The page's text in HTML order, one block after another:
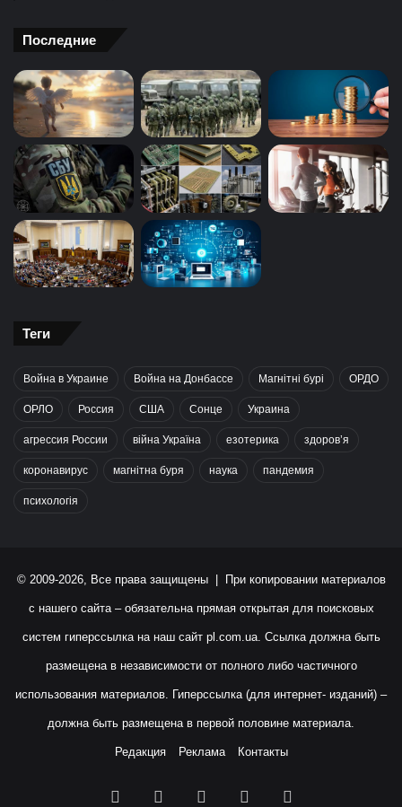
Последние
Теги
Война в Украине Война на Донбассе Магнітні бурі ОРДО
ОРЛО Россия США Сонце Украина
агрессия России війна Україна езотерика здоров’я
коронавирус магнітна буря наука пандемия
психологія
© 2009-2026, Все права защищены | При копировании материалов
с нашего сайта – обязательна прямая открытая для поисковых
систем гиперссылка на наш сайт pl.com.ua. Ссылка должна быть
размещена в независимости от полного либо частичного
использования материалов. Гиперссылка (для интернет- изданий) –
должна быть размещена в первой половине материала.
Редакция Реклама Контакты
Facebook YouTubeInstagram